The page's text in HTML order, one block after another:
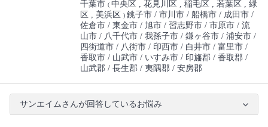
千葉市(中央区 花見川区 稲毛区 若葉区
緑
区
美浜区)銚子市 市川市 船橋市 成田市
佐倉市 東金市 旭市 習志野市 市原市 流
山市
八千代市 我孫子市 鎌ヶ谷市 浦安市
四街道市
八街市 印西市 白井市 富里市
香取市 山武市 いすみ市 印旛郡 香取郡
山武郡 長生郡 夷隅郡 安房郡
サンエイムさんが回答しているお悩み